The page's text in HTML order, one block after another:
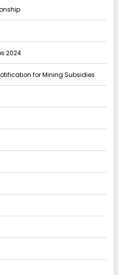
2024
for Mining Subsidies